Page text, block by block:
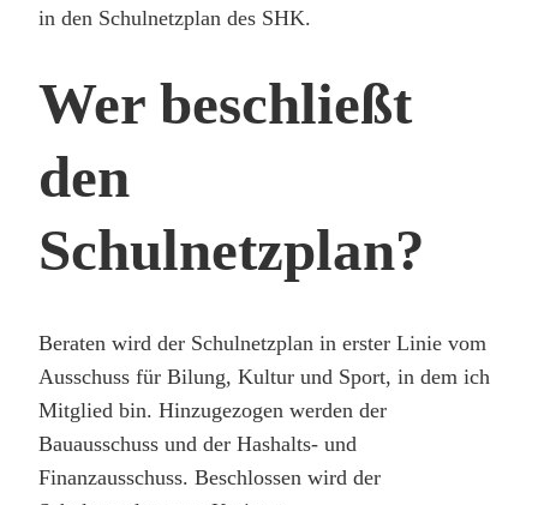
in den Schulnetzplan des SHK.
Wer beschließt
den
Schulnetzplan?
Beraten wird der Schulnetzplan in erster Linie vom
Ausschuss für Bilung, Kultur und Sport, in dem ich
Mitglied bin. Hinzugezogen werden der
Bauausschuss und der Hashalts- und
Finanzausschuss. Beschlossen wird der